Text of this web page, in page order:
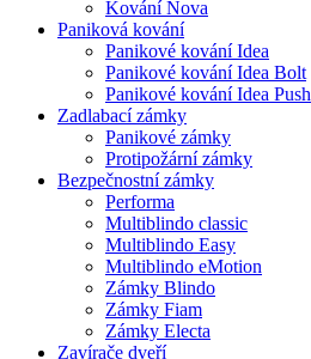
Kování Nova
Paniková kování
Panikové kování Idea
Panikové kování Idea Bolt
Panikové kování Idea Push
Zadlabací zámky
Panikové zámky
Protipožární zámky
Bezpečnostní zámky
Performa
Multiblindo classic
Multiblindo Easy
Multiblindo eMotion
Zámky Blindo
Zámky Fiam
Zámky Electa
Zavírače dveří